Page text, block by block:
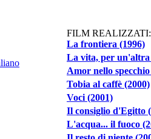
FILM REALIZZATI:
La frontiera (1996)
La vita, per un'altra
Amor nello
Tobia al caffè (2000)
Voci (2001)
Il consiglio d'Egitto
L'acqua... il fuoco